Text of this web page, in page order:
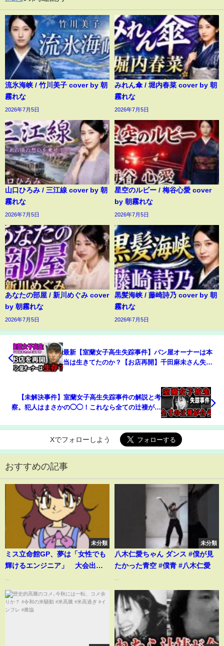
流氷海峡 / 竹川美子 cover by 朝
霧れな
2026年7月5日
みれん傘 / 堀内春菜 cover by 朝
霧れな
2026年7月5日
山口ひろみ / 三江線 cover by 朝
霧れな
2026年7月5日
星空のルビー / 梅谷心愛 cover
by 朝霧れな
2026年7月5日
あなたの部屋 / 新川めぐみ cover
by 朝霧れな
2026年7月5日
黒髪海峡 / 藤崎詩乃 cover by 朝
霧れな
2026年7月5日
最新【室蘭女子高生失踪事件】パン屋オーナーは本
当は生きてたのか？【お店再開】千田麻未さん失踪
【未解決事件】室蘭女子高生失踪事件の解説と考
察。犯人はまさかの◯◯！これなら全ての辻褄が合
Xでフォローしよう
おすすめの記事
未分類
ミス立命館GP、夢は「女性でも
輝けるエンジニア」 大会出場
未分類
八木仁愛ちゃん ダンス #僕が見
たかった青空 #僕青 #八木仁愛